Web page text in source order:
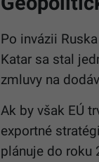
Po invázii
Katar sa stal
zmluvy na
Ak by však EÚ
exportné
plánuje do roku